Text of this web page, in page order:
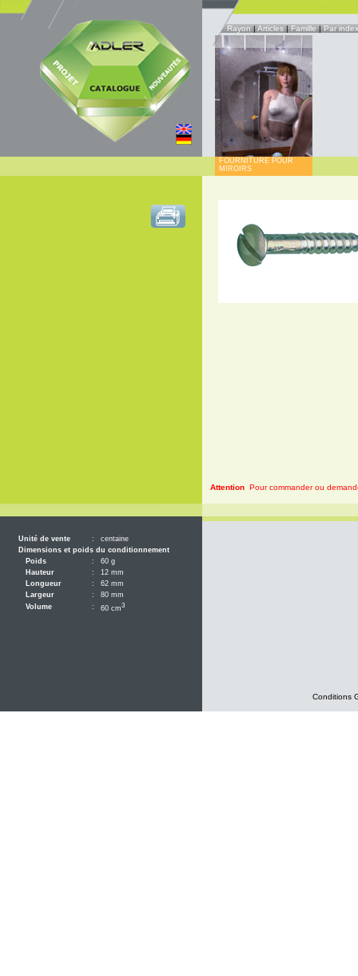
Rayon|Articles|Famille|Par index
Unité de vente :
centaine
Dimensions et poids du conditionnement
Poids
:
60 g
Hauteur
:
12 mm
Longueur
:
62 mm
Largeur
:
80 mm
Volume
: 60 cm3
FOURNITURE POUR
MIROIRS
Attention Pour commander ou
Conditions